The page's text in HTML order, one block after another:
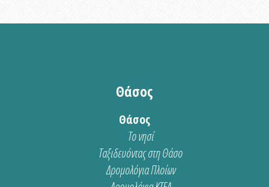
Θάσος
Θάσος
Το νησί
Ταξιδευόντας στη Θάσο
Δρομολόγια Πλοίων